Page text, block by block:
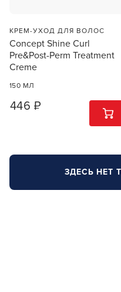
КРЕМ-УХОД ДЛЯ ВОЛОС
Concept Shine Curl
Pre&Post-Perm Treatment
Creme
150 МЛ
446 ₽ 1 ШТ
ЗДЕСЬ НЕТ